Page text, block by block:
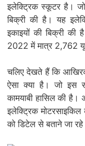
इलेक्ट्रिक स्कूटर है।
बिक्री की है। यह
इकाइयों की बिक्री
2022 में मात्र 2,762
चलिए देखते हैं कि
ऐसा क्या है। जो इस
कामयाबी हासिल की
इलेक्ट्रिक
को डिटेल से बताने जा रहे